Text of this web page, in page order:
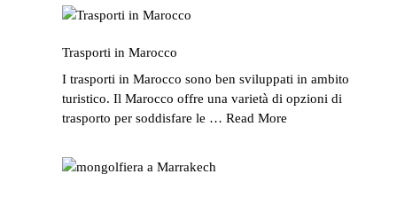
Trasporti in Marocco
I trasporti in Marocco sono ben sviluppati in ambito
turistico. Il Marocco offre una varietà di opzioni di
trasporto per soddisfare le … Read More